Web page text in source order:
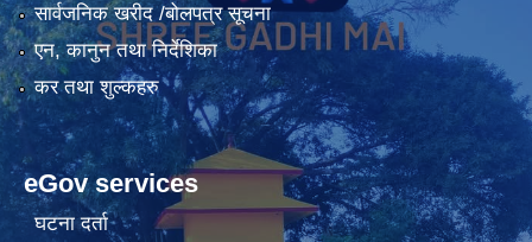
सार्वजनिक खरीद /बोलपत्र सूचना
एन, कानुन तथा निर्देशिका
कर तथा शुल्कहरु
eGov services
घटना दर्ता